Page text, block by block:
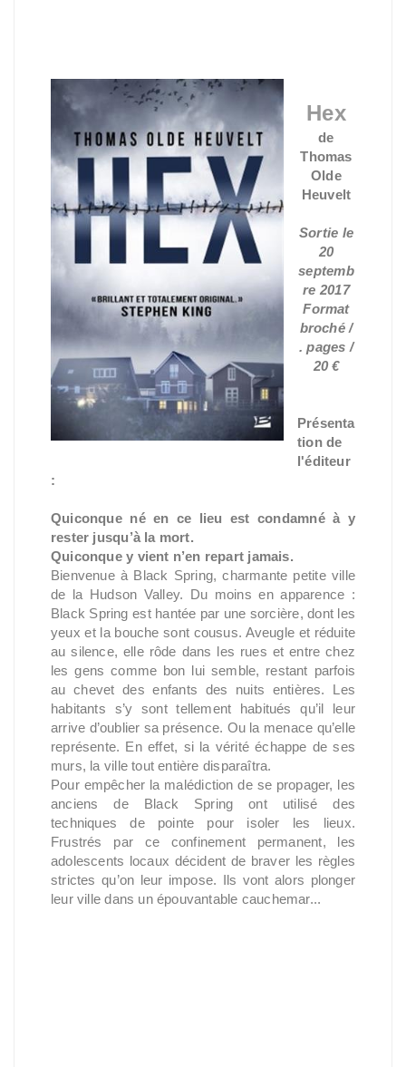
Hex
de
Thomas
Olde
Heuvelt
Sortie le
20
septemb
re 2017
Format
broché /
. pages /
20 €
Présenta
tion de
l'éditeur
:
Quiconque né en ce lieu est condamné à y
rester jusqu’à la mort.
Quiconque y vient n’en repart jamais.
Bienvenue à Black Spring, charmante petite ville
de la Hudson Valley. Du moins en apparence :
Black Spring est hantée par une sorcière, dont les
yeux et la bouche sont cousus. Aveugle et réduite
au silence, elle rôde dans les rues et entre chez
les gens comme bon lui semble, restant parfois
au chevet des enfants des nuits entières. Les
habitants s’y sont tellement habitués qu’il leur
arrive d’oublier sa présence. Ou la menace qu’elle
représente. En effet, si la vérité échappe de ses
murs, la ville tout entière disparaîtra.
Pour empêcher la malédiction de se propager, les
anciens de Black Spring ont utilisé des
techniques de pointe pour isoler les lieux.
Frustrés par ce confinement permanent, les
adolescents locaux décident de braver les règles
strictes qu’on leur impose. Ils vont alors plonger
leur ville dans un épouvantable cauchemar...